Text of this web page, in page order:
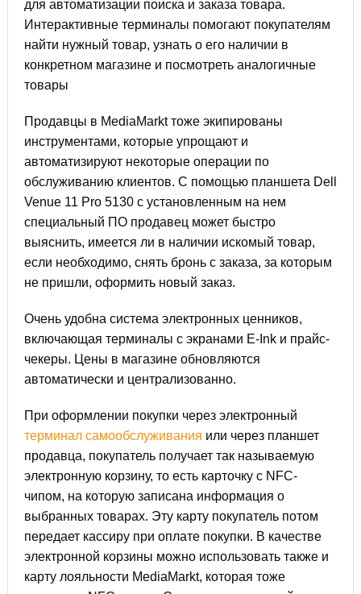
для автоматизации поиска и заказа товара.
Интерактивные терминалы помогают покупателям
найти нужный товар, узнать о его наличии в
конкретном магазине и посмотреть аналогичные
товары
Продавцы в MediaMarkt тоже экипированы
инструментами, которые упрощают и
автоматизируют некоторые операции по
обслуживанию клиентов. С помощью планшета Dell
Venue 11 Pro 5130 с установленным на нем
специальный ПО продавец может быстро
выяснить, имеется ли в наличии искомый товар,
если необходимо, снять бронь с заказа, за которым
не пришли, оформить новый заказ.
Очень удобна система электронных ценников,
включающая терминалы с экранами E-Ink и прайс-
чекеры. Цены в магазине обновляются
автоматически и централизованно.
При оформлении покупки через электронный
терминал самообслуживания или через планшет
продавца, покупатель получает так называемую
электронную корзину, то есть карточку с NFC-
чипом, на которую записана информация о
выбранных товарах. Эту карту покупатель потом
передает кассиру при оплате покупки. В качестве
электронной корзины можно использовать также и
карту лояльности MediaMarkt, которая тоже